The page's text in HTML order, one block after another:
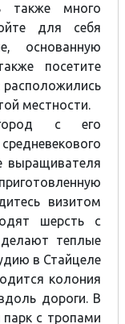
также много
для себя
основанную
посетите
местности.
с его
выращивателя
визитом
шерсть с
теплые
в Стайцеле
колония
дороги. В
с тропами